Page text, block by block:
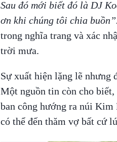
Sau đó mới biết đó là DJ
ơn khi chúng tôi chia buồn”.
trong nghĩa trang và xác
trời mưa.
Sự xuất hiện lặng lẽ nhưng
Một nguồn tin còn cho biết,
ban công hướng ra núi
có thể đến thăm vợ bất cứ